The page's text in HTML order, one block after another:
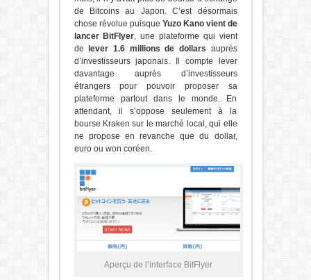
de Bitcoins au Japon. C’est désormais
chose révolue puisque Yuzo Kano vient de
lancer BitFlyer, une plateforme qui vient
de
lever 1.6 millions de dollars auprès
d’investisseurs japonais. Il compte lever
davantage auprès d’investisseurs
étrangers pour pouvoir proposer sa
plateforme partout dans le monde. En
attendant, il s’oppose seulement à la
bourse Kraken sur le marché local, qui elle
ne propose en revanche que du dollar,
euro ou won coréen.
Aperçu de l’interface BitFlyer